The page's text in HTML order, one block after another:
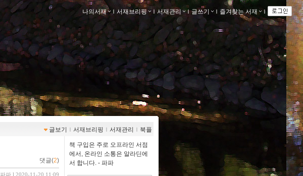
나의서재 ｌ 서재브리핑 ｌ 서재관리 ｌ글쓰기 ｌ 즐겨찾는 서재 ｌ
글보기 ｌ 서재브리핑 ｌ 서재관리 ｌ 북플
책 구입은 주로 오프라인 서점
에서, 온라인 소통은 알라딘에
서 합니다. - 파파
댓글(2)
파파 l 2020-11-20 11:09